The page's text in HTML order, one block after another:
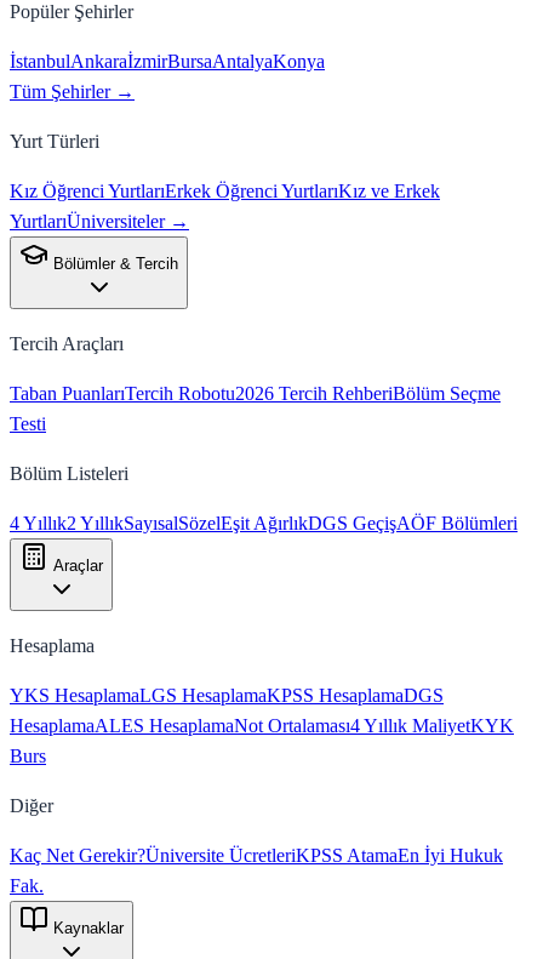
Popüler Şehirler
İstanbulAnkaraİzmirBursaAntalyaKonya
Tüm Şehirler →
Yurt Türleri
Kız Öğrenci YurtlarıErkek Öğrenci YurtlarıKız ve Erkek
YurtlarıÜniversiteler →
Bölümler & Tercih
Tercih Araçları
Taban PuanlarıTercih Robotu2026 Tercih RehberiBölüm Seçme
Testi
Bölüm Listeleri
4 Yıllık2 YıllıkSayısalSözelEşit AğırlıkDGS GeçişAÖF Bölümleri
Araçlar
Hesaplama
YKS HesaplamaLGS HesaplamaKPSS HesaplamaDGS
HesaplamaALES HesaplamaNot Ortalaması4 Yıllık MaliyetKYK
Burs
Diğer
Kaç Net Gerekir?Üniversite ÜcretleriKPSS AtamaEn İyi Hukuk
Fak.
Kaynaklar